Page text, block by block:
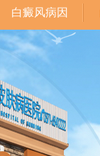
白癜风病因